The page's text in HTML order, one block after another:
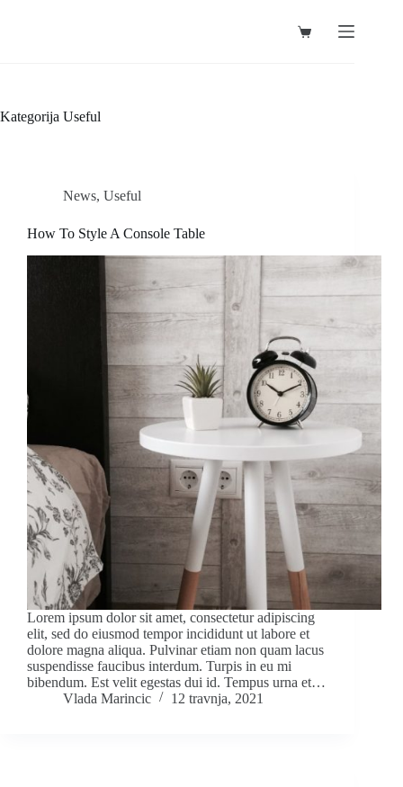
Košarica
Kategorija Useful
News, Useful
How To Style A Console Table
Lorem ipsum dolor sit amet, consectetur adipiscing
elit, sed do eiusmod tempor incididunt ut labore et
dolore magna aliqua. Pulvinar etiam non quam lacus
suspendisse faucibus interdum. Turpis in eu mi
bibendum. Est velit egestas dui id. Tempus urna et…
Vlada Marincic
12 travnja, 2021